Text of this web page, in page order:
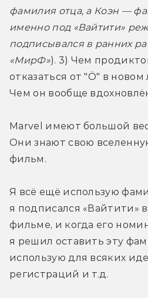
фамилия отца, а Коэн —
именно под «Вайтити»
подписывался в ранних
«МирФ»). 3) Чем
отказаться от "Ö" в новом
Чем он вообще
Marvel имеют большой
Они знают свою
фильм.
Я всё ещё использую
я подписался «Вайтити»
фильме, и когда его
я решил оставить эту
использую для всяких
регистраций и т.д.